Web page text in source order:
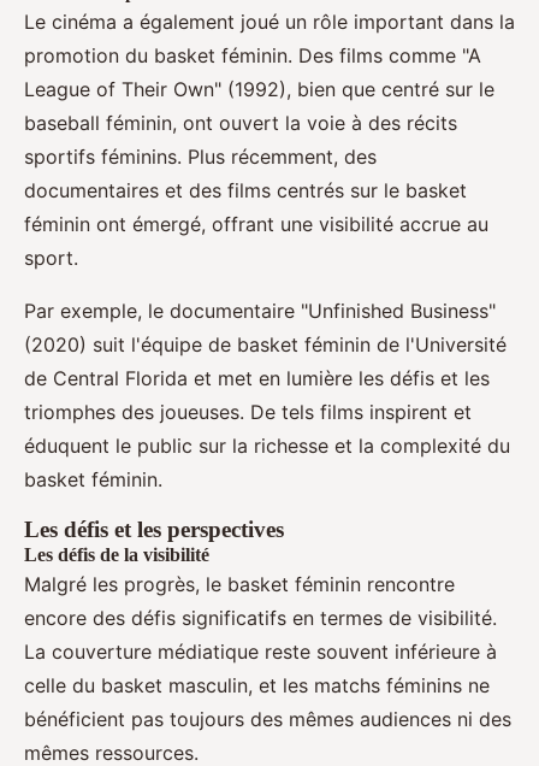
Le cinéma a également joué un rôle important dans la
promotion du basket féminin. Des films comme "A
League of Their Own" (1992), bien que centré sur le
baseball féminin, ont ouvert la voie à des récits
sportifs féminins. Plus récemment, des
documentaires et des films centrés sur le basket
féminin ont émergé, offrant une visibilité accrue au
sport.
Par exemple, le documentaire "Unfinished Business"
(2020) suit l'équipe de basket féminin de l'Université
de Central Florida et met en lumière les défis et les
triomphes des joueuses. De tels films inspirent et
éduquent le public sur la richesse et la complexité du
basket féminin.
Les défis et les perspectives
Les défis de la visibilité
Malgré les progrès, le basket féminin rencontre
encore des défis significatifs en termes de visibilité.
La couverture médiatique reste souvent inférieure à
celle du basket masculin, et les matchs féminins ne
bénéficient pas toujours des mêmes audiences ni des
mêmes ressources.